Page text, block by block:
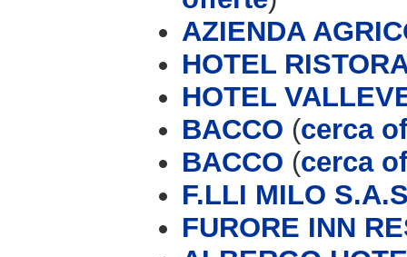
AZIENDA
HOTEL
HOTEL
BACCO (cerca
BACCO (cerca
F.LLI MILO
FURORE INN